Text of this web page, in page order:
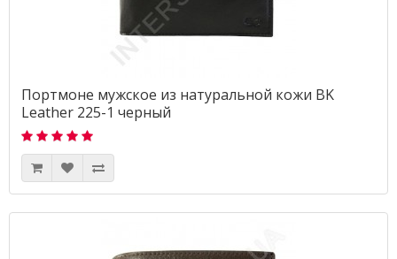
Портмоне мужское из натуральной кожи BK
Leather 225-1 черный